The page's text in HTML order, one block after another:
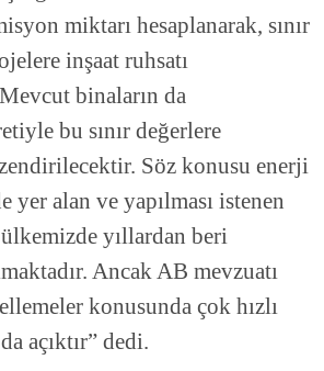
miktarı hesaplanarak, sınır
inşaat ruhsatı
binaların da
bu sınır değerlere
Söz konusu enerji
yer alan ve yapılması istenen
yıllardan beri
Ancak AB mevzuatı
konusunda çok hızlı
açıktır” dedi.